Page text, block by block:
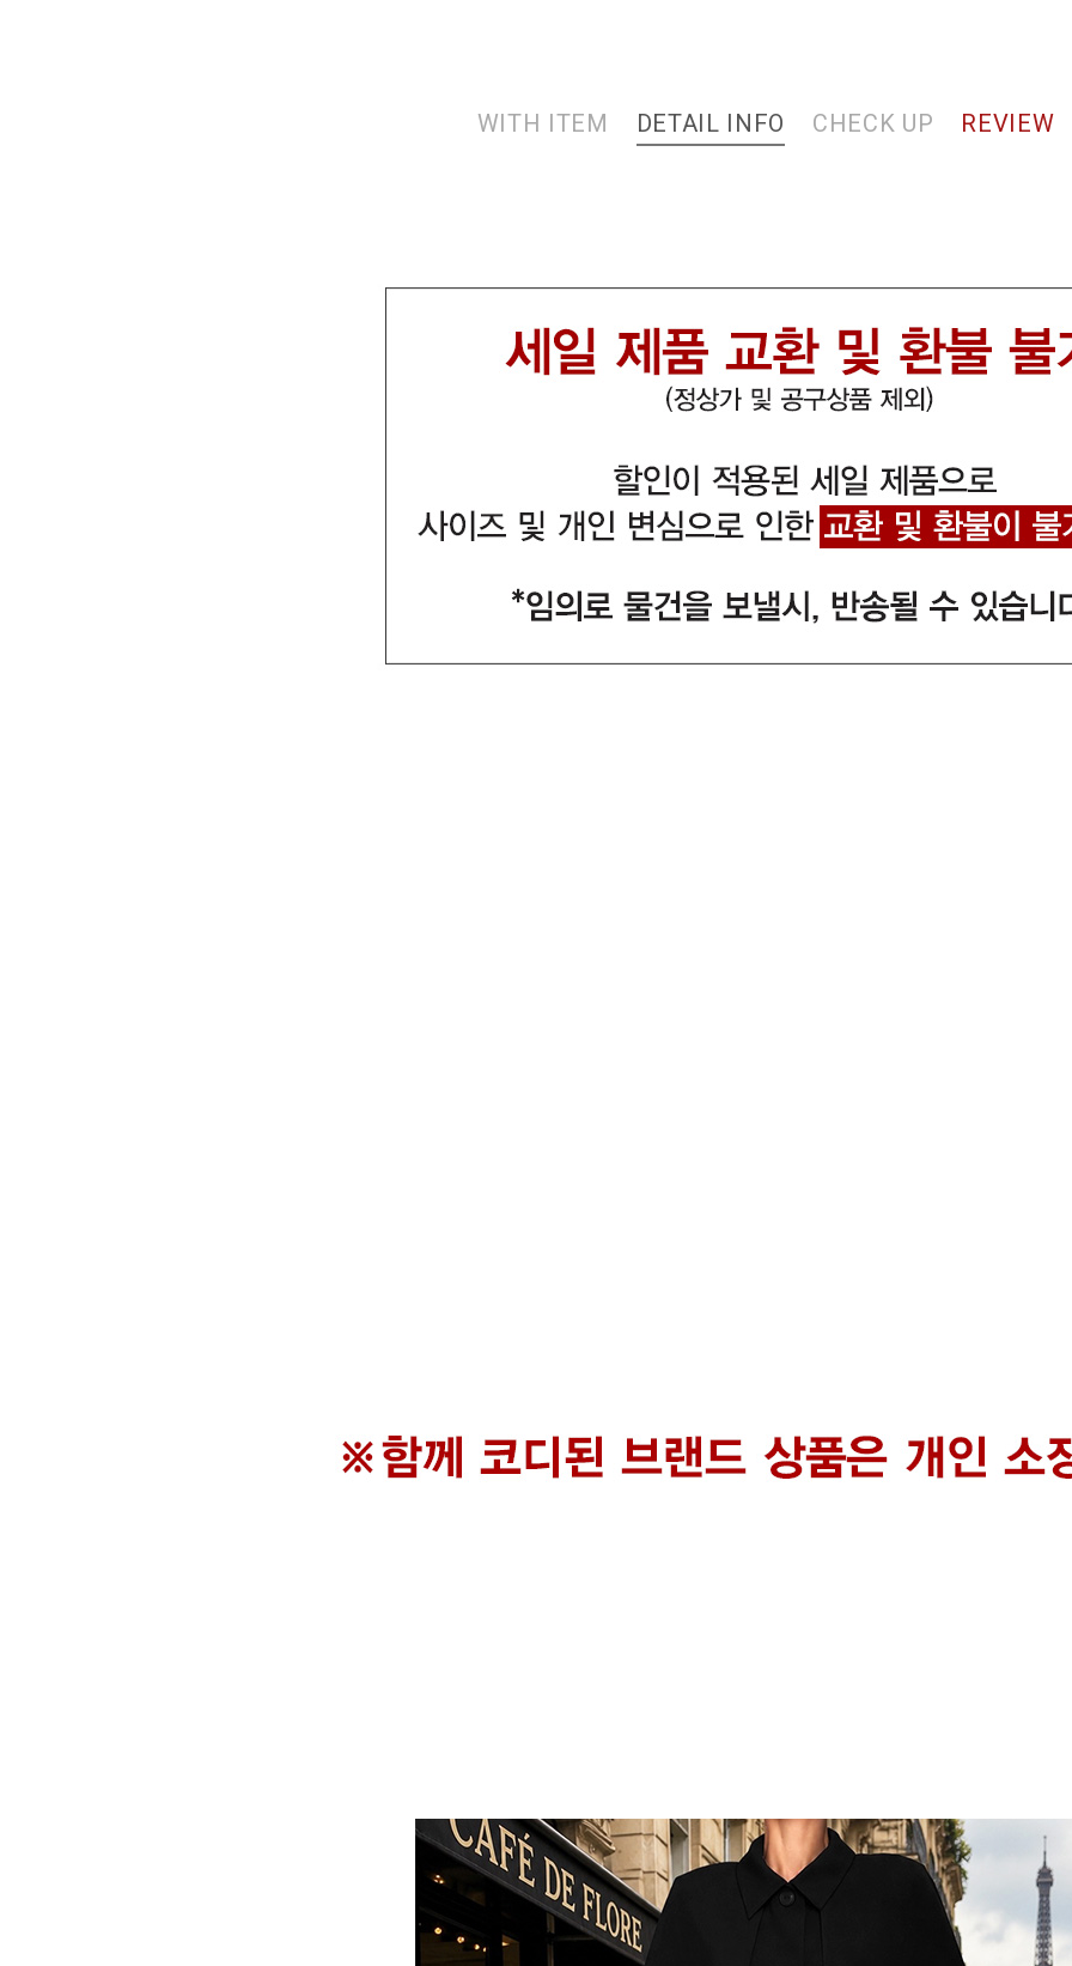
WITH ITEM DETAIL INFO CHECK UP REVIEW